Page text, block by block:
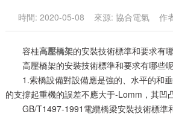
時間: 2020-05-08 來源: 協合電氣 作
容桂高壓橋架的安裝技術標準和要求有
高壓橋架的安裝技術標準和要求有哪些呢
1.索橋設備對設備應是強的、水平的和垂
的支撐起重機的誤差不應大于-Lomm，其凹
GB/T1497-1991電纜橋梁安裝技術標準